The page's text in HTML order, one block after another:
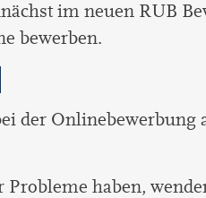
im neuen RUB
bewerben.
der Onlinebewerbung
Probleme haben,